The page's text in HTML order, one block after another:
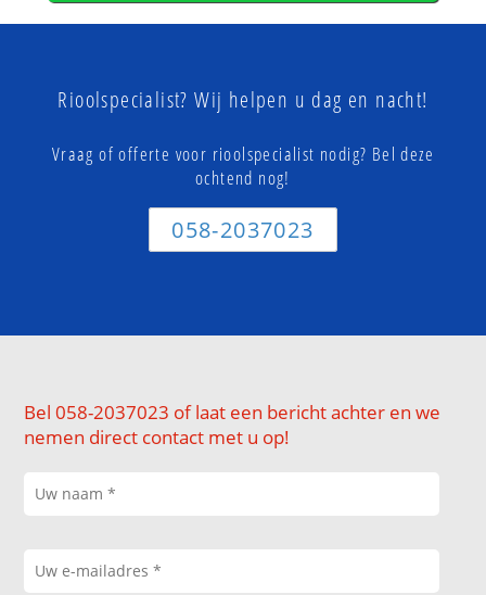
Rioolspecialist? Wij helpen u dag en nacht!
Vraag of offerte voor rioolspecialist nodig? Bel deze
ochtend nog!
058-2037023
Bel 058-2037023 of laat een bericht achter en we
nemen direct contact met u op!